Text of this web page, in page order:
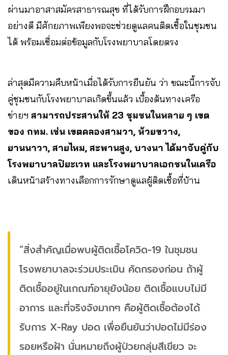
ผ่านมาอาสาสมัครสาธารณสุข ที่ได้รับการฝึกอบรมมา
อย่างดี มีศักยภาพเพียงพอจะช่วยดูแลคนติดเชื้อในชุมชน
ได้ พร้อมเชื่อมต่อข้อมูลกับโรงพยาบาลโดยตรง
ล่าสุดมีความคืบหน้าเมื่อได้รับการยืนยัน ว่า ขณะนี้การจับ
คู่ชุมชนกับโรงพยาบาลเกิดขึ้นแล้ว เบื้องต้นทางเครือ
ข่ายฯ สามารถประสานให้ 23 ชุมชนในหลาย ๆ เขต
ของ กทม. เช่น เขตคลองสามวา, ห้วยขวาง,
ยานนาวา, สายไหม, สะพานสูง, บางนา ได้มาจับคู่กับ
โรงพยาบาลปิยะเวท และโรงพยาบาลเอกชนในเครือ
เดินหน้าสร้างทางเลือกการรักษาดูแลผู้ติดเชื้อที่บ้าน
“สิ่งสำคัญเมื่อพบผู้ติดเชื้อโควิด-19 ในชุมชน
โรงพยาบาลจะร่วมประเมิน คัดกรองก่อน ถ้าผู้
ติดเชื้ออยู่ในเกณฑ์อายุยังน้อย ติดเชื้อแบบไม่มี
อาการ และที่จริงจังมากๆ คือผู้ติดเชื้อต้องได้
รับการ X-Ray ปอด เพื่อยืนยันว่าปอดไม่มีร่อง
รอยหรือฝ้า นั่นหมายถึงผู้ป่วยกลุ่มสีเขียว จะ